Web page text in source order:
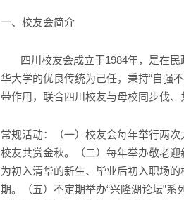
一、校友会简介
四川校友会成立于1984年，是在民
华大学的优良传统为己任，秉持“自强
带作用，联合四川校友与母校同步伐
常规活动：（一）校友会每年举行两
校友共赏金秋。（二）每年举办敬老
为初入清华的新生、毕业后初入职场
期。（五）不定期举办“兴隆湖论坛”